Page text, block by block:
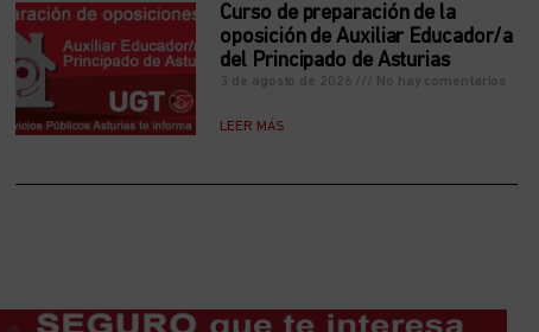
Curso de preparación de la
oposición de Auxiliar Educador/a
del Principado de Asturias
3 de agosto de 2026 No hay comentarios
LEER MÁS